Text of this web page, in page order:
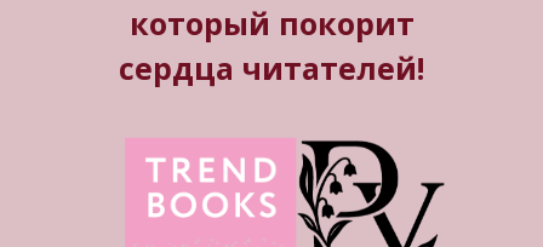
который покорит
сердца читателей!